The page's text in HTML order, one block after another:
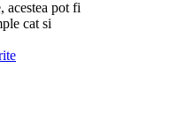
acestea pot fi
cat si